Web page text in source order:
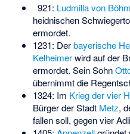
921: Ludmilla von
heidnischen
ermordet.
1231: Derbayerische
Kelheimerwird auf der
ermordet. Sein Sohn
übernimmt die
1324: Im Krieg der vier
Bürger der Stadt Metz,
fallen soll, gegen vier